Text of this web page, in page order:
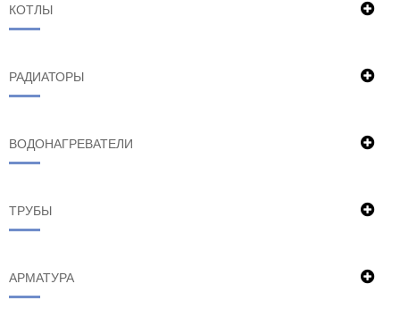
КОТЛЫ
РАДИАТОРЫ
ВОДОНАГРЕВАТЕЛИ
ТРУБЫ
АРМАТУРА